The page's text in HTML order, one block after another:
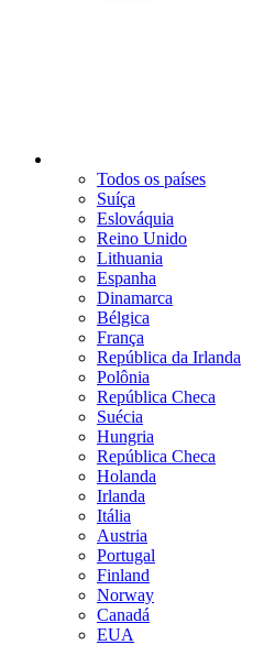
Todos os países
Suíça
Eslováquia
Reino Unido
Lithuania
Espanha
Dinamarca
Bélgica
França
República da Irlanda
Polônia
República Checa
Suécia
Hungria
República Checa
Holanda
Irlanda
Itália
Austria
Portugal
Finland
Norway
Canadá
EUA